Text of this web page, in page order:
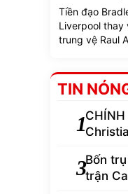
Tiền đạo
Liverpool thay
trung vệ Raul
TIN
1
3Bốn
trận